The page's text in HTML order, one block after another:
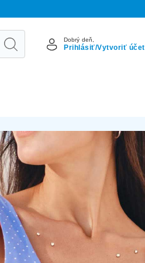
Dobrý deň,
Prihlásiť/Vytvoriť účet